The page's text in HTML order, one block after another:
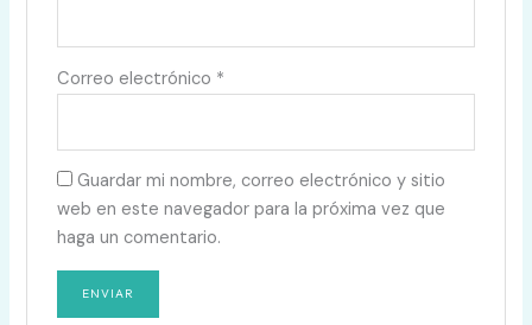
Correo electrónico *
Guardar mi nombre, correo electrónico y sitio
web en este navegador para la próxima vez que
haga un comentario.